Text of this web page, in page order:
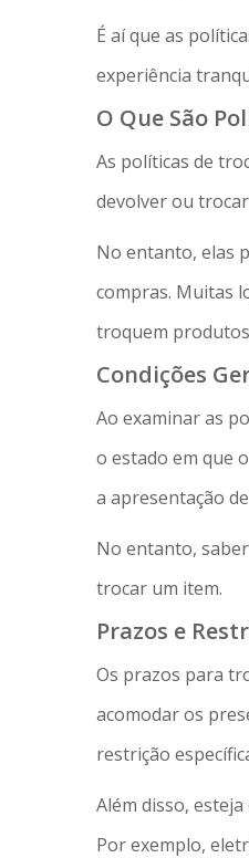
É aí que as
experiência
O Que São
As políticas de
devolver ou
No entanto, elas
compras. Muitas
troquem
Condições
Ao examinar as
o estado em que
a apresentação
No entanto,
trocar um item.
Prazos e
Os prazos para
acomodar os
restrição
Além disso,
Por exemplo,